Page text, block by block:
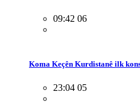
09:42 06
Koma Keçên Kurdistanê ilk
23:04 05